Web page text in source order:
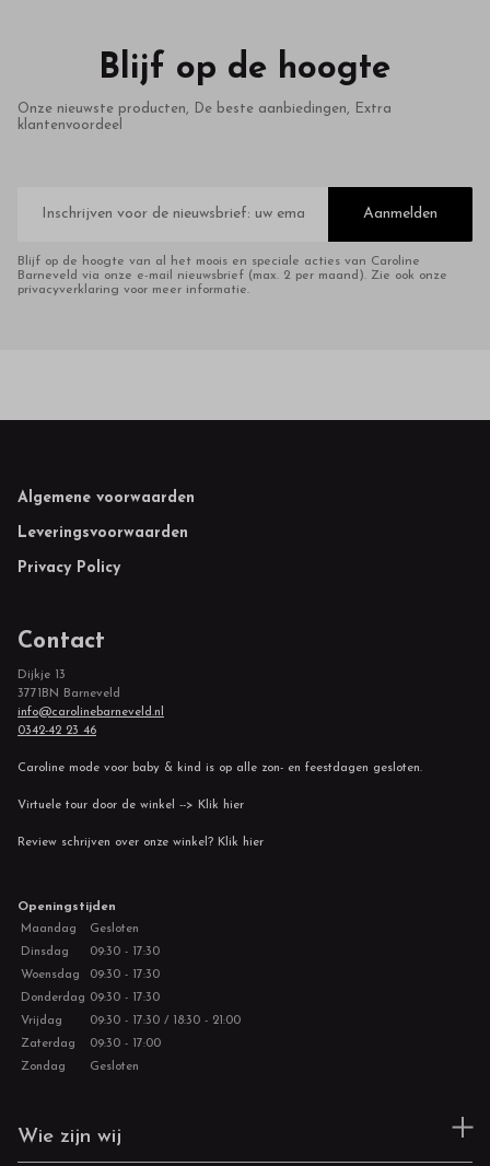
Blijf op de hoogte
Onze nieuwste producten, De beste aanbiedingen, Extra
klantenvoordeel
mailadres
Aanmelden
Blijf op de hoogte van al het moois en speciale acties van Caroline
Barneveld via onze e-mail nieuwsbrief (max. 2 per maand). Zie ook onze
privacyverklaring voor meer informatie.
Footer
Algemene voorwaarden
Leveringsvoorwaarden
Privacy Policy
Contact
Dijkje 13
3771BN Barneveld
info@carolinebarneveld.nl
0342-42 23 46
Caroline mode voor baby & kind is op alle zon- en feestdagen gesloten.
Virtuele tour door de winkel --> Klik hier
Review schrijven over onze winkel? Klik hier
Openingstijden
Maandag
Gesloten
Dinsdag
09:30 - 17:30
Woensdag
09:30 - 17:30
Donderdag 09:30 - 17:30
Vrijdag
09:30 - 17:30 / 18:30 - 21:00
Zaterdag
09:30 - 17:00
Zondag
Gesloten
Wie zijn wij